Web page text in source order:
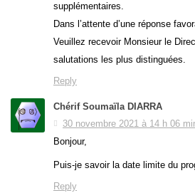
supplémentaires.
Dans l’attente d’une réponse
Veuillez recevoir Monsieur le
salutations les plus distinguées.
Reply
Chérif Soumaïla DIARRA
30 novembre 2021 à 14 h 06
Bonjour,
Puis-je savoir la date limite du
Reply